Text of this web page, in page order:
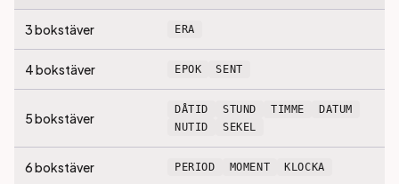
3bokstäver ERA
4bokstäver EPOK SENT
5bokstäver
DÅTID STUND TIMME
DATUM
NUTID
SEKEL
6bokstäver PERIOD MOMENT KLOCKA